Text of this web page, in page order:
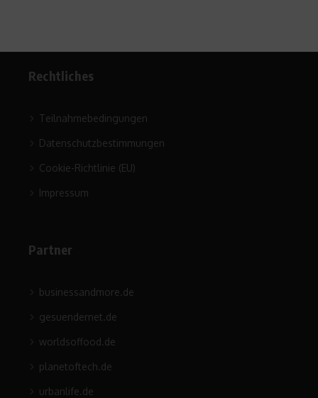
Rechtliches
Teilnahmebedingungen
Datenschutzbestimmungen
Cookie-Richtlinie (EU)
Impressum
Partner
businessandmore.de
gesuendernet.de
worldsoffood.de
planetoftech.de
urbanlife.de